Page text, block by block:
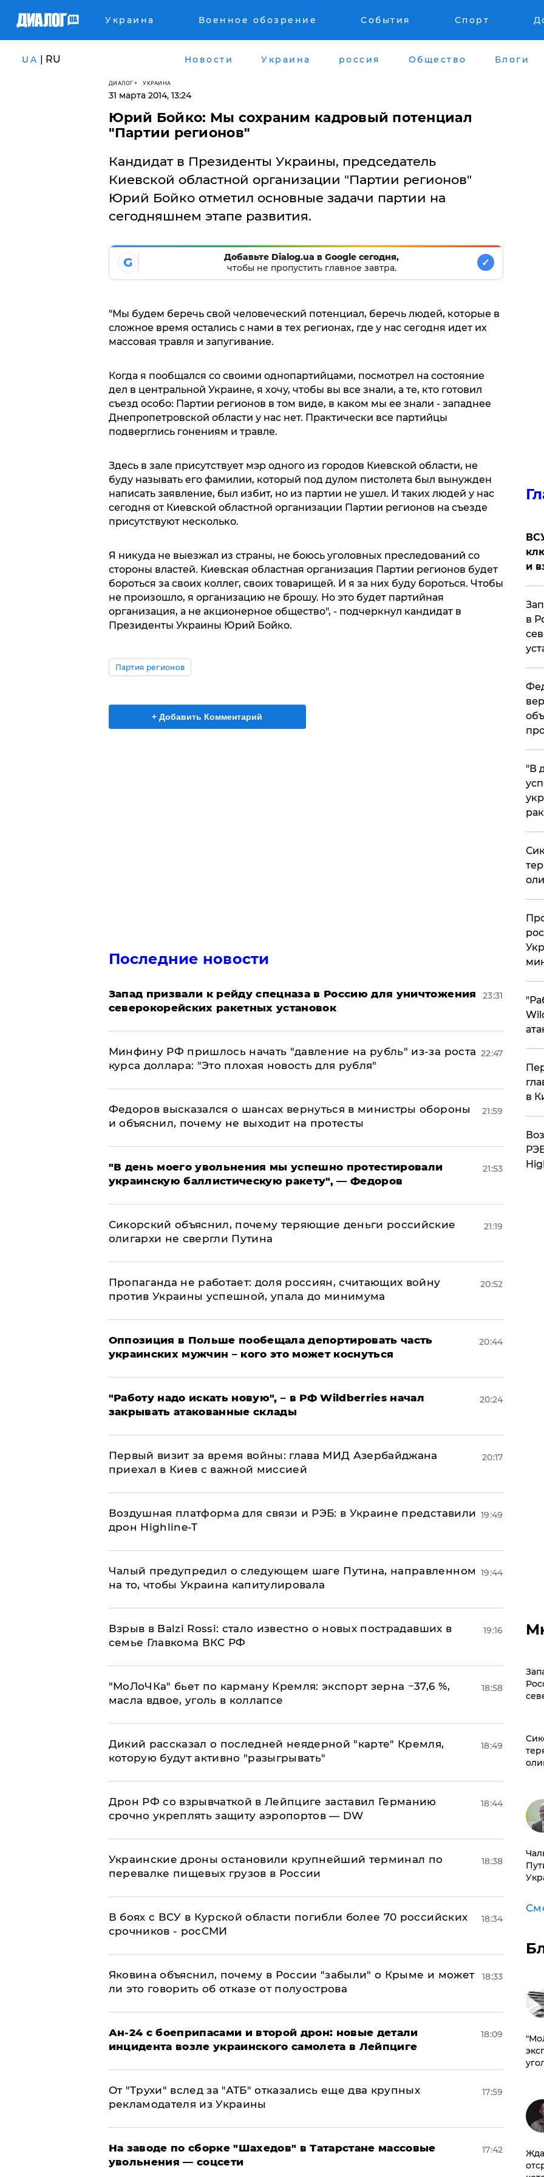
Украина Военное обозрение События Спорт
UA | RU Новости Украина россия Общество Блоги
ДИАЛОГ УКРАИНА
31 марта 2014, 13:24
Юрий Бойко: Мы сохраним кадровый потенциал
"Партии регионов"
Кандидат в Президенты Украины, председатель
Киевской областной организации "Партии регионов"
Юрий Бойко отметил основные задачи партии на
сегодняшнем этапе развития.
G
Добавьте Dialog.ua в Google сегодня,
чтобы не пропустить главное завтра.
✓
"Мы будем беречь свой человеческий потенциал, беречь людей, которые в
сложное время остались с нами в тех регионах, где у нас сегодня идет их
массовая травля и запугивание.
Когда я пообщался со своими однопартийцами, посмотрел на состояние
дел в центральной Украине, я хочу, чтобы вы все знали, а те, кто готовил
съезд особо: Партии регионов в том виде, в каком мы ее знали - западнее
Днепропетровской области у нас нет. Практически все партийцы
подверглись гонениям и травле.
Здесь в зале присутствует мэр одного из городов Киевской области, не
буду называть его фамилии, который под дулом пистолета был вынужден
написать заявление, был избит, но из партии не ушел. И таких людей у нас
сегодня от Киевской областной организации Партии регионов на съезде
присутствуют несколько.
Я никуда не выезжал из страны, не боюсь уголовных преследований со
стороны властей. Киевская областная организация Партии регионов будет
бороться за своих коллег, своих товарищей. И я за них буду бороться. Чтобы
не произошло, я организацию не брошу. Но это будет партийная
организация, а не акционерное общество", - подчеркнул кандидат в
Президенты Украины Юрий Бойко.
Партия регионов
+ Добавить Комментарий
Последние новости
Запад призвали к рейду спецназа в Россию для уничтожения
северокорейских ракетных установок
23:31
Минфину РФ пришлось начать "давление на рубль" из-за роста
курса доллара: "Это плохая новость для рубля"
22:47
Федоров высказался о шансах вернуться в министры обороны
и объяснил, почему не выходит на протесты
21:59
​"В день моего увольнения мы успешно протестировали
украинскую баллистическую ракету", — Федоров
21:53
Сикорский объяснил, почему теряющие деньги российские
олигархи не свергли Путина
21:19
​Пропаганда не работает: доля россиян, считающих войну
против Украины успешной, упала до минимума
20:52
Оппозиция в Польше пообещала депортировать часть
украинских мужчин – кого это может коснуться
20:44
"Работу надо искать новую", – в РФ Wildberries начал
закрывать атакованные склады
20:24
Первый визит за время войны: глава МИД Азербайджана
приехал в Киев с важной миссией
20:17
Воздушная платформа для связи и РЭБ: в Украине представили
дрон Highline-T
19:49
Чалый предупредил о следующем шаге Путина, направленном
на то, чтобы Украина капитулировала
19:44
Взрыв в Balzi Rossi: стало известно о новых пострадавших в
семье Главкома ВКС РФ
19:16
​"МоЛоЧКа" бьет по карману Кремля: экспорт зерна −37,6 %,
масла вдвое, уголь в коллапсе
18:58
Дикий рассказал о последней неядерной "карте" Кремля,
которую будут активно "разыгрывать"
18:49
​Дрон РФ со взрывчаткой в Лейпциге заставил Германию
срочно укреплять защиту аэропортов — DW
18:44
Украинские дроны остановили крупнейший терминал по
перевалке пищевых грузов в России
18:38
В боях с ВСУ в Курской области погибли более 70 российских
срочников - росСМИ
18:34
Яковина объяснил, почему в России "забыли" о Крыме и может
ли это говорить об отказе от полуострова
18:33
Ан-24 с боеприпасами и второй дрон: новые детали
инцидента возле украинского самолета в Лейпциге
18:09
От "Трухи" вслед за "АТБ" отказались еще два крупных
рекламодателя из Украины
17:59
На заводе по сборке "Шахедов" в Татарстане массовые
увольнения — соцсети
17:42
и
в
​"В
в